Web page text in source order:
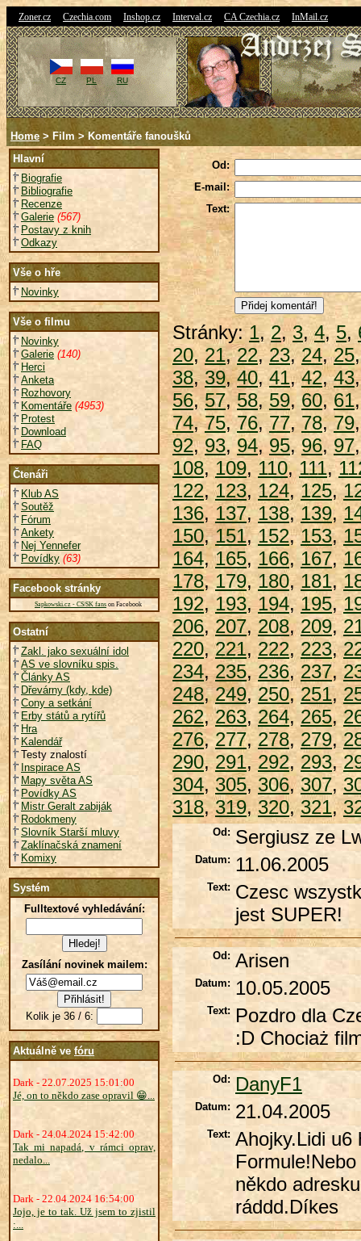
Zoner.cz Czechia.com Inshop.cz Interval.cz CA Czechia.cz InMail.cz
CZ PL RU
Home > Film > Komentáře fanoušků
Hlavní
Biografie
Bibliografie
Recenze
Galerie (567)
Postavy z knih
Odkazy
Vše o hře
Novinky
Vše o filmu
Novinky
Galerie (140)
Herci
Anketa
Rozhovory
Komentáře (4953)
Protest
Download
FAQ
Čtenáři
Klub AS
Soutěž
Fórum
Ankety
Nej Yennefer
Povídky (63)
Facebook stránky
Sapkowski.cz - CS/SK fans on Facebook
Ostatní
Zakl. jako sexuální idol
AS ve slovníku spis.
Články AS
Dřevárny (kdy, kde)
Cony a setkání
Erby států a rytířů
Hra
Kalendář
Testy znalostí
Inspirace AS
Mapy světa AS
Povídky AS
Mistr Geralt zabiják
Rodokmeny
Slovník Starší mluvy
Zaklínačská znamení
Komixy
Systém
Fulltextové vyhledávání:
Zasílání novinek mailem:
Kolik je 36 / 6:
Aktuálně ve fóru
Dark - 22.07.2025 15:01:00
Jé, on to někdo zase opravil 😁...
Dark - 24.04.2024 15:42:00
Tak mi napadá, v rámci oprav,
nedalo...
Dark - 22.04.2024 16:54:00
Jojo, je to tak. Už jsem to zjistil
:...
Od:
E-mail:
Text:
Stránky: 1,2,3,4,5,
20, 21,22,23,24,25
38, 39,40,41,42,43
56,57,58, 59, 60, 61
74,75,76,77,78,79
92,93,94,95, 96, 97
108,109, 110,111,
122,123, 124,125,
136,137,138, 139,
150,151,152,153,
164,165, 166,167,
178,179,180, 181,
192,193,194,195,
206, 207, 208,209,
220,221, 222,223,
234,235,236,237,
248,249,250,251,
262,263,264,265,
276,277, 278, 279,
290,291, 292, 293,
304,305, 306,307,
318,319, 320,321,
Od: Sergiusz ze
Datum: 11.06.2005
Text: Czesc
jest SUPER!
Od: Arisen
Datum: 10.05.2005
Text: Pozdro dla
:D Chociaż
Od: DanyF1
Datum: 21.04.2005
Text: Ahojky.Lidi u6
někdo
ráddd.Díkes